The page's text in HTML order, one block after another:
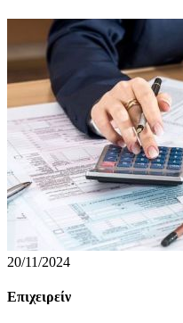
20/11/2024
Επιχειρείν